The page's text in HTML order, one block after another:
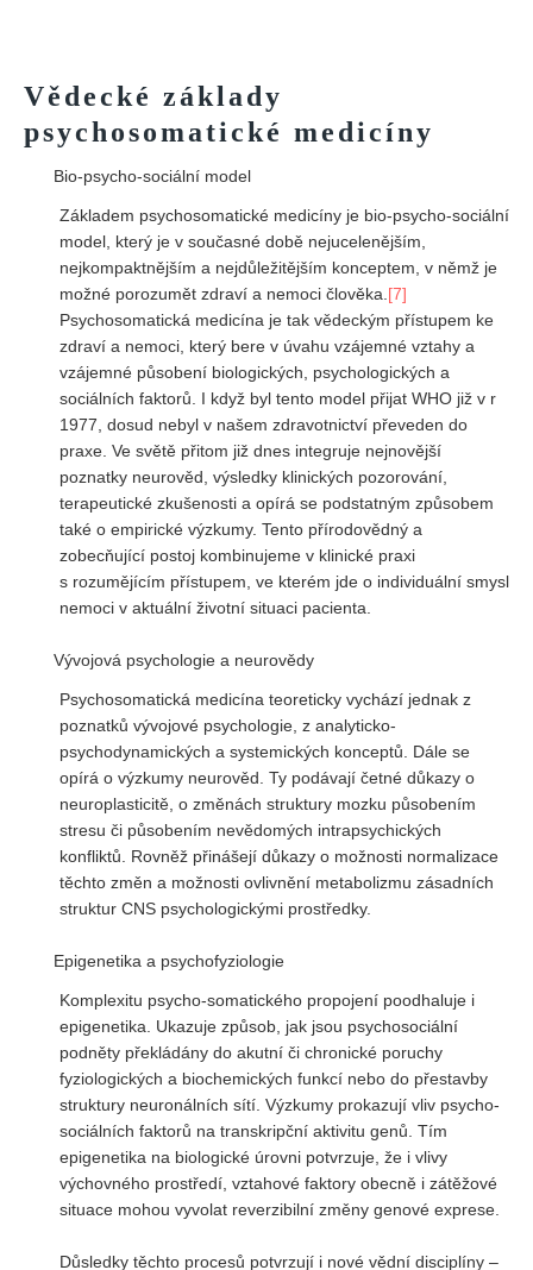
Vědecké základy
psychosomatické medicíny
Bio-psycho-sociální model
Základem psychosomatické medicíny je bio-psycho-sociální
model, který je v současné době nejucelenějším,
nejkompaktnějším a nejdůležitějším konceptem, v němž je
možné porozumět zdraví a nemoci člověka. [7]
Psychosomatická medicína je tak vědeckým přístupem ke
zdraví a nemoci, který bere v úvahu vzájemné vztahy a
vzájemné působení biologických, psychologických a
sociálních faktorů. I když byl tento model přijat WHO již v r
1977, dosud nebyl v našem zdravotnictví převeden do
praxe. Ve světě přitom již dnes integruje nejnovější
poznatky neurověd, výsledky klinických pozorování,
terapeutické zkušenosti a opírá se podstatným způsobem
také o empirické výzkumy. Tento přírodovědný a
zobecňující postoj kombinujeme v klinické praxi
s rozumějícím přístupem, ve kterém jde o individuální smysl
nemoci v aktuální životní situaci pacienta.
Vývojová psychologie a neurovědy
Psychosomatická medicína teoreticky vychází jednak z
poznatků vývojové psychologie, z analyticko-
psychodynamických a systemických konceptů. Dále se
opírá o výzkumy neurověd. Ty podávají četné důkazy o
neuroplasticitě, o změnách struktury mozku působením
stresu či působením nevědomých intrapsychických
konfliktů. Rovněž přinášejí důkazy o možnosti normalizace
těchto změn a možnosti ovlivnění metabolizmu zásadních
struktur CNS psychologickými prostředky.
Epigenetika a psychofyziologie
Komplexitu psycho-somatického propojení poodhaluje i
epigenetika. Ukazuje způsob, jak jsou psychosociální
podněty překládány do akutní či chronické poruchy
fyziologických a biochemických funkcí nebo do přestavby
struktury neuronálních sítí. Výzkumy prokazují vliv psycho-
sociálních faktorů na transkripční aktivitu genů. Tím
epigenetika na biologické úrovni potvrzuje, že i vlivy
výchovného prostředí, vztahové faktory obecně i zátěžové
situace mohou vyvolat reverzibilní změny genové exprese.
Důsledky těchto procesů potvrzují i nové vědní disciplíny –